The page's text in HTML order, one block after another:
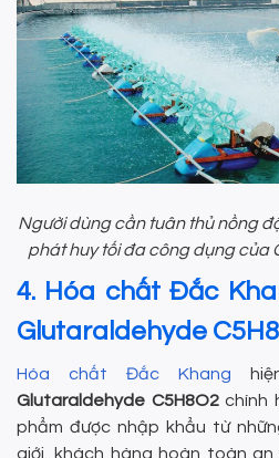
Người dùng cần tuân thủ nồng
phát huy tối đa công dụng của
4. Hóa chất Đắc
Glutaraldehyde
Hóa chất Đắc Khang
Glutaraldehyde C5H8O2chính
phẩm được nhập khẩu từ
giới, khách hàng hoàn toàn